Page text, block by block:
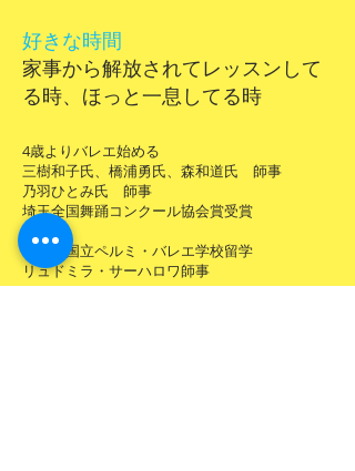
好きな時間
家事から解放されてレッスンして
る時、ほっと一息してる時
4歳よりバレエ始める
三樹和子氏、橋浦勇氏、森和道氏 師事
乃羽ひとみ氏 師事
埼玉全国舞踊コンクール協会賞受賞
1993年
ロシア国立ペルミ・バレエ学校留学
リュドミラ・サーハロワ師事